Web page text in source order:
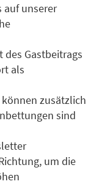
auf unserer
Gastbeitrags
als
zusätzlich
sind
um die